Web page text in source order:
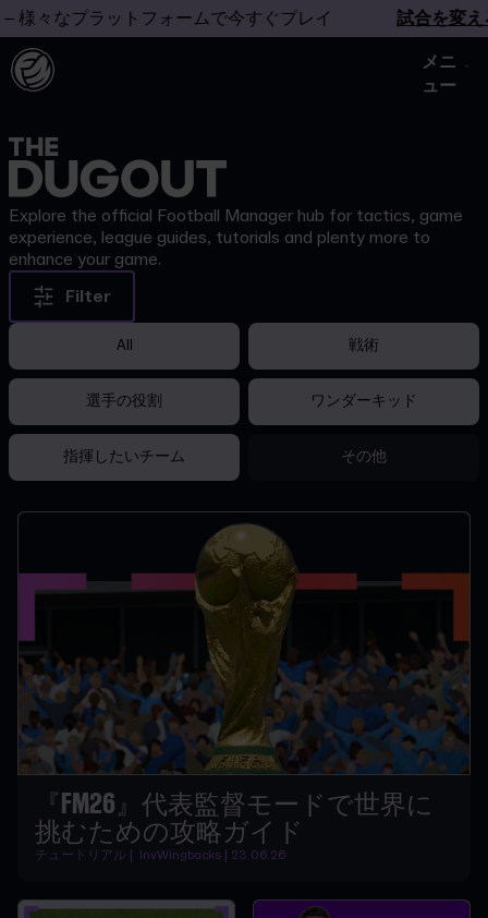
々なプラットフォームで今すぐプレイ 試合を変えろ
メニ
ュー
Explore the official Football Manager hub for tactics, game
experience, league guides, tutorials and plenty more to
enhance your game.
Filter
All 戦術
選手の役割 ワンダーキッド
指揮したいチーム その他
『FM26』代表監督モードで世界に
挑むための攻略ガイド
チュートリアル | InvWingbacks | 23.06.26